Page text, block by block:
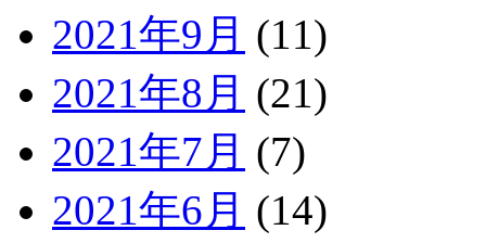
2021年9月 (11)
2021年8月 (21)
2021年7月 (7)
2021年6月 (14)